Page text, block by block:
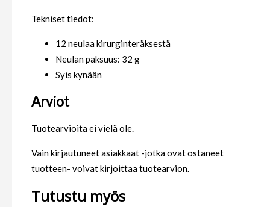
Tekniset tiedot:
12 neulaa kirurginteräksestä
Neulan paksuus: 32 g
Syis kynään
Arviot
Tuotearvioita ei vielä ole.
Vain kirjautuneet asiakkaat -jotka ovat ostaneet
tuotteen- voivat kirjoittaa tuotearvion.
Tutustu myös